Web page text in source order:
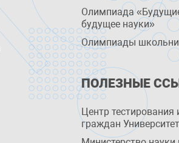
Олимпиада
будущее науки»
Олимпиады
ПОЛЕЗНЫЕ
Центр тестирования
граждан